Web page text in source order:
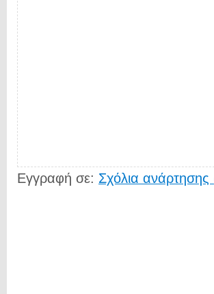
Εγγραφή σε: Σχόλια